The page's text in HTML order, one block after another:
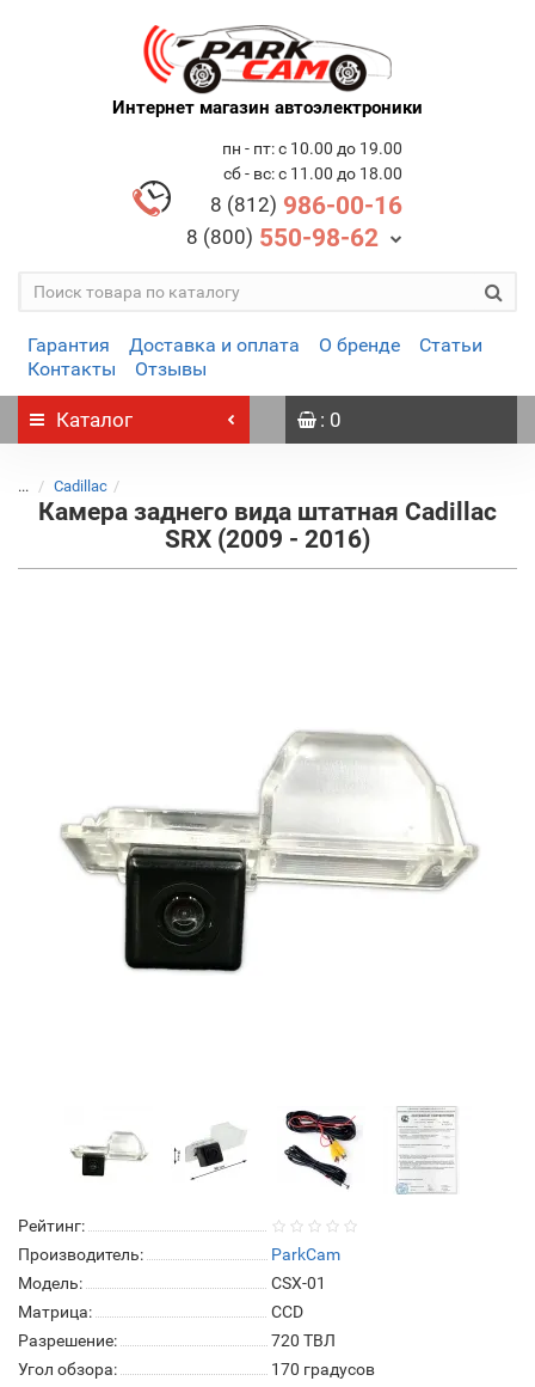
Интернет магазин автоэлектроники
пн - пт: с 10.00 до 19.00
сб - вс: с 11.00 до 18.00
8 (812) 986-00-16
8 (800) 550-98-62
Гарантия Доставка и оплата О бренде
Статьи
Контакты
Отзывы
Каталог : 0
... Cadillac
Камера заднего вида штатная Cadillac
SRX (2009 - 2016)
Рейтинг:
Производитель:
ParkCam
Модель:
CSX-01
Матрица:
СCD
Разрешение:
720 ТВЛ
Угол обзора:
170 градусов